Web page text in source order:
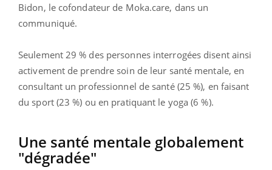
Bidon, le cofondateur de Moka.care, dans un
communiqué.
Seulement 29 % des personnes interrogées disent ainsi
activement de prendre soin de leur santé mentale, en
consultant un professionnel de santé (25 %), en faisant
du sport (23 %) ou en pratiquant le yoga (6 %).
Une santé mentale globalement
"dégradée"